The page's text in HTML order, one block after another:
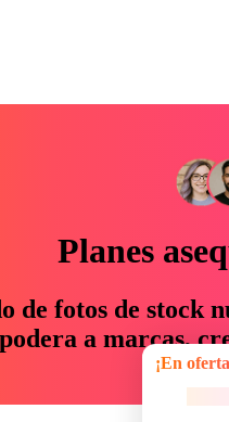
Planes
de fotos de stock
a marcas,
un 76
¡En oferta